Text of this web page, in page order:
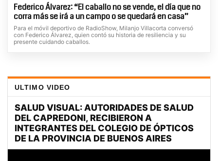
Federico Álvarez: “El caballo no se vende, el día que no
corra más se irá a un campo o se quedará en casa”
Para el móvil deportivo de RadioShow, Milanjo Villacorta conversó
con Federico Álvarez, quien contó su historia de resiliencia y su
presente cuidando caballos.
ULTIMO VIDEO